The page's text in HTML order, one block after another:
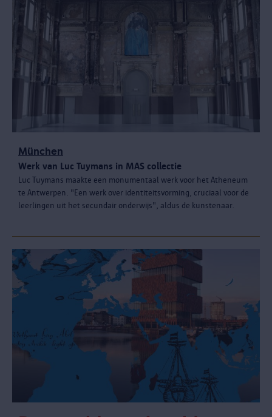
München
Werk van Luc Tuymans in MAS collectie
Luc Tuymans maakte een monumentaal werk voor het Atheneum
te Antwerpen. "Een werk over identiteitsvorming, cruciaal voor de
leerlingen uit het secundair onderwijs", aldus de kunstenaar.